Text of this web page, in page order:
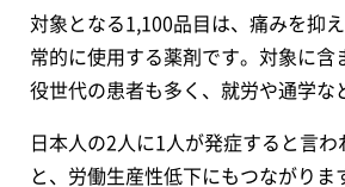
対象となる1,100品目は、痛みを抑
常的に使用する薬剤です。対象に
役世代の患者も多く、就労や通学な
日本人の2人に1人が発症すると言
と、労働生産性低下にもつながり